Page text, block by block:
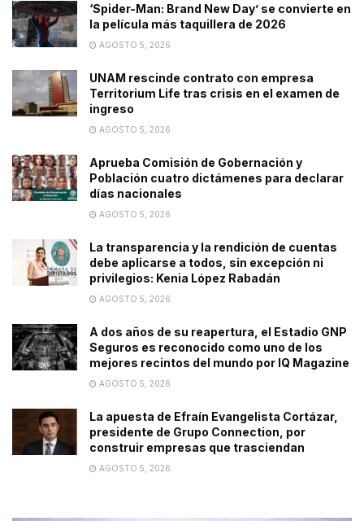
‘Spider-Man: Brand New Day’ se convierte en
la película más taquillera de 2026
AGOSTO 5, 2026
UNAM rescinde contrato con empresa
Territorium Life tras crisis en el examen de
ingreso
AGOSTO 5, 2026
Aprueba Comisión de Gobernación y
Población cuatro dictámenes para declarar
días nacionales
AGOSTO 5, 2026
La transparencia y la rendición de cuentas
debe aplicarse a todos, sin excepción ni
privilegios: Kenia López Rabadán
AGOSTO 5, 2026
A dos años de su reapertura, el Estadio GNP
Seguros es reconocido como uno de los
mejores recintos del mundo por IQ Magazine
AGOSTO 5, 2026
La apuesta de Efraín Evangelista Cortázar,
presidente de Grupo Connection, por
construir empresas que trasciendan
AGOSTO 5, 2026